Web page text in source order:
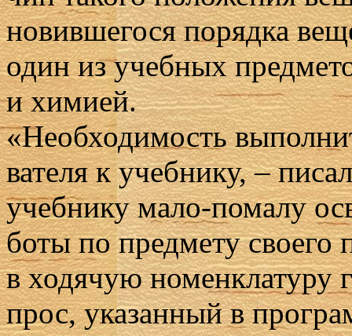
но­вив­ше­го­ся по­ряд­ка
один из учеб­ных
и хи­ми­ей.
«Необ­хо­ди­мость
ва­те­ля к учеб­ни­ку, –
учеб­ни­ку ма­ло-по­ма­лу
бо­ты по пред­ме­ту сво­е­го
в хо­дя­чую но­мен­кла­ту­ру
прос, ука­зан­ный в